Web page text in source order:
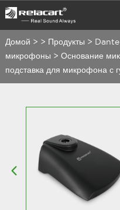
Домой > > Продукты >
микрофоны > Основание
подставка для микрофона с